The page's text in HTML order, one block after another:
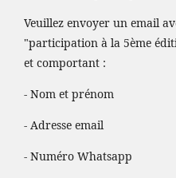
Veuillez envoyer un email
"participation à la 5ème
et comportant :
- Nom et prénom
- Adresse email
- Numéro Whatsapp